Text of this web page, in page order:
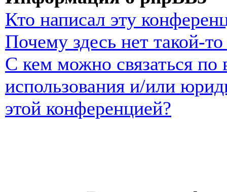
Кто написал эту
Почему здесь нет такой-
С кем можно связаться по
использования и/или
этой конференцией?